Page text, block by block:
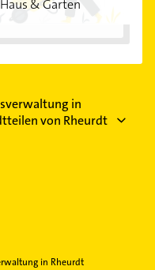
Haus & Garten
in
von Rheurdt
in Rheurdt